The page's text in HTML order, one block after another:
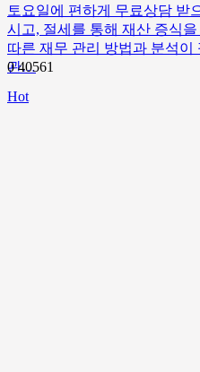
토요일에 편하게 무료상담 받
시고, 절세를 통해 재산 증식
따른 재무 관리 방법과 분석
관…
040561
Hot